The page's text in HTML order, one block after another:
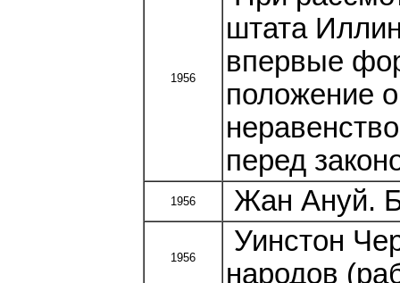
1956
штата
впервые
положение
перед
1956 Жан Ануй.
1956
Уинстон
народов